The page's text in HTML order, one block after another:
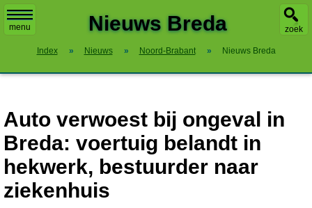
menu zoek
Nieuws Breda
Index » Nieuws » Noord-Brabant » Nieuws Breda
Auto verwoest bij ongeval in
Breda: voertuig belandt in
hekwerk, bestuurder naar
ziekenhuis